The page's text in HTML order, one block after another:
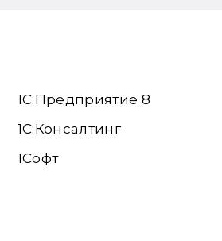
1С:Предприятие 8
1С:Консалтинг
1Софт